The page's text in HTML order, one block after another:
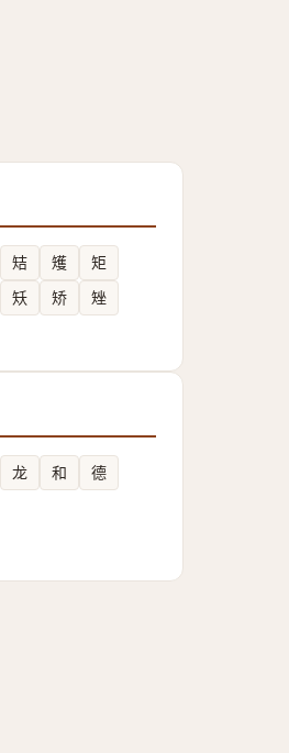
䂒 矱
矩
矨 矫 矬
龙 和
德